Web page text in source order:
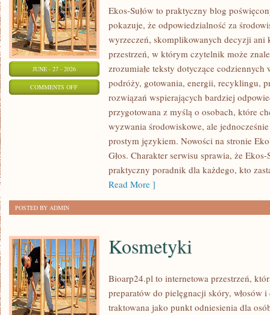
JUNE - 27 - 2026
COMMENTS OFFON
TECHNOLOGIE
Ekos-Sułów to praktyczny blog
pokazuje, że odpowiedzialność za
wyrzeczeń, skomplikowanych decyzji ani
przestrzeń, w którym czytelnik może
zrozumiałe teksty dotyczące
podróży, gotowania, energii, recyklingu,
rozwiązań wspierających bardziej
przygotowana z myślą o osobach, które
wyzwania środowiskowe, ale
prostym językiem. Nowości na stronie
Głos. Charakter serwisu sprawia, że
praktyczny poradnik dla każdego, kto
Read More ]
POSTED BY ADMIN
Kosmetyki
Bioarp24.pl to internetowa przestrzeń,
preparatów do pielęgnacji skóry, włosów i
traktowana jako punkt odniesienia dla